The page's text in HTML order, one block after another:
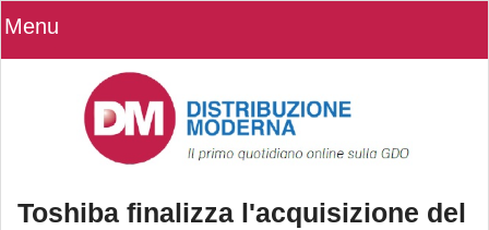
Menu
Toshiba finalizza l'acquisizione del